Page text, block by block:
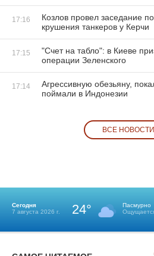
17:16
Козлов провел заседание
крушения танкеров у Керчи
17:15
"Счет на табло": в Киеве
операции Зеленского
17:14
Агрессивную обезьяну,
поймали в Индонезии
ВСЕ НОВОСТИ
Сегодня
7 августа 2026 г.
24°
Пасмурно